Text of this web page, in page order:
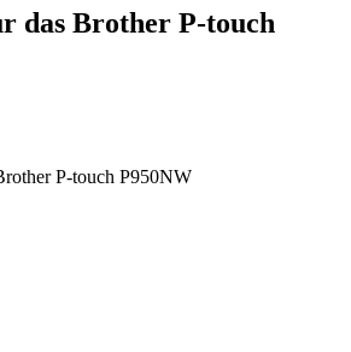
das Brother P-touch